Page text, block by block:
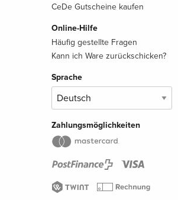
CeDe Gutscheine kaufen
Online-Hilfe
Häufig gestellte Fragen
Kann ich Ware zurückschicken?
Sprache
Zahlungsmöglichkeiten